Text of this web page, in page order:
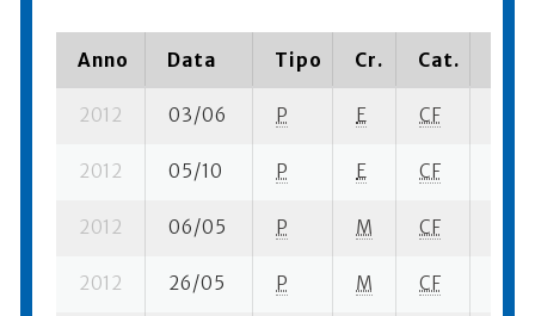
Anno Data Tipo Cr. Cat.
2012 03/06 P E CF
2012 05/10 P E CF
2012 06/05 P M CF
2012 26/05 P M CF